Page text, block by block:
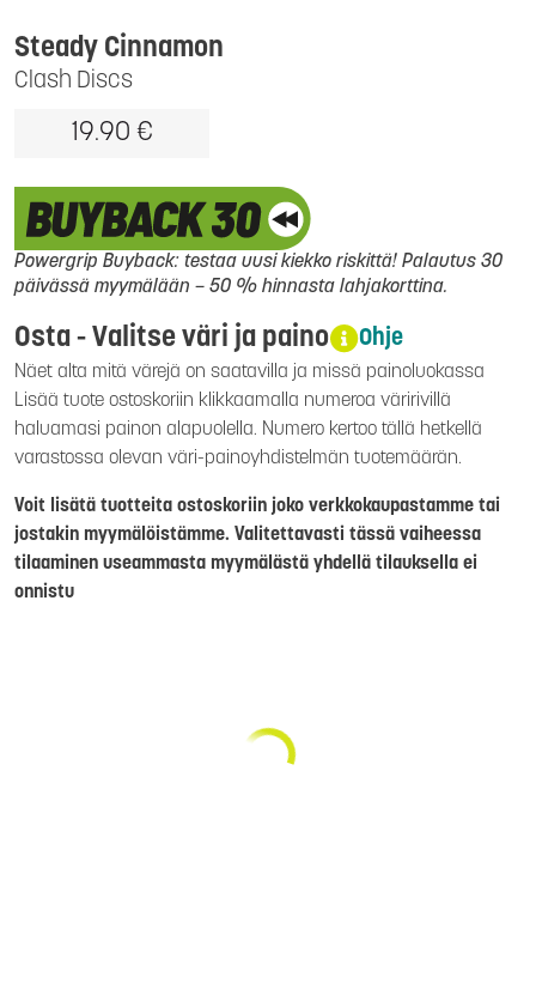
Clash Discs
Steady Cinnamon
19.90 €
Powergrip Buyback: testaa uusi kiekko riskittä! Palautus 30
päivässä myymälään – 50 % hinnasta lahjakorttina.
Osta - Valitse väri ja paino Ohje
Näet alta mitä värejä on saatavilla ja missä painoluokassa
Lisää tuote ostoskoriin klikkaamalla numeroa väririvillä
haluamasi painon alapuolella. Numero kertoo tällä hetkellä
varastossa olevan väri-painoyhdistelmän tuotemäärän.
Voit lisätä tuotteita ostoskoriin joko verkkokaupastamme tai
jostakin myymälöistämme. Valitettavasti tässä vaiheessa
tilaaminen useammasta myymälästä yhdellä tilauksella ei
onnistu